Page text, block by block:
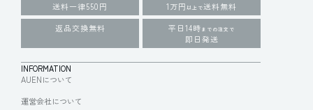
送料一律550円 1万円 以上で送料無料
返品交換無料
平日14時 までの注文で
即日発送
INFORMATION
AUENについて
運営会社について